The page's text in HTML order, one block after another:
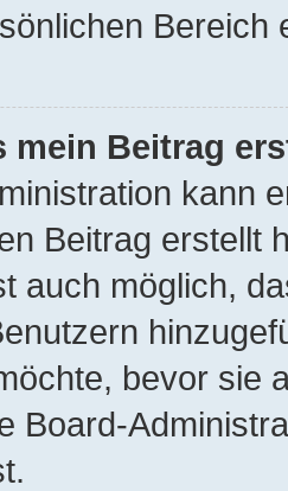
Bereich
mein Beitrag
kann
Beitrag erstellt
auch möglich,
bevor sie
Board-